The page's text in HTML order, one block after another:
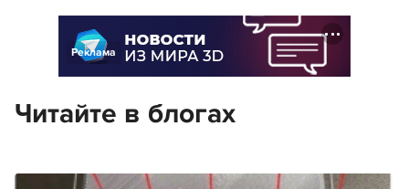
Реклама
Читайте в блогах